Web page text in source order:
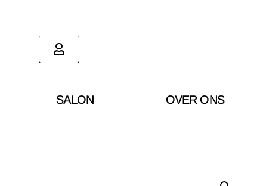
SALON
OVER ONS